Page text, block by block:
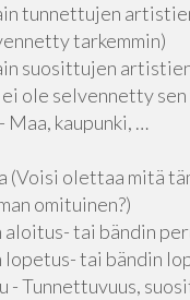
tunnettujen
tarkemmin)
suosittujen
ei ole selvennetty
Maa, kaupunki, …
(Voisi olettaa mitä
omituinen?)
tai bändin
tai bändin
- Tunnettuvuus,